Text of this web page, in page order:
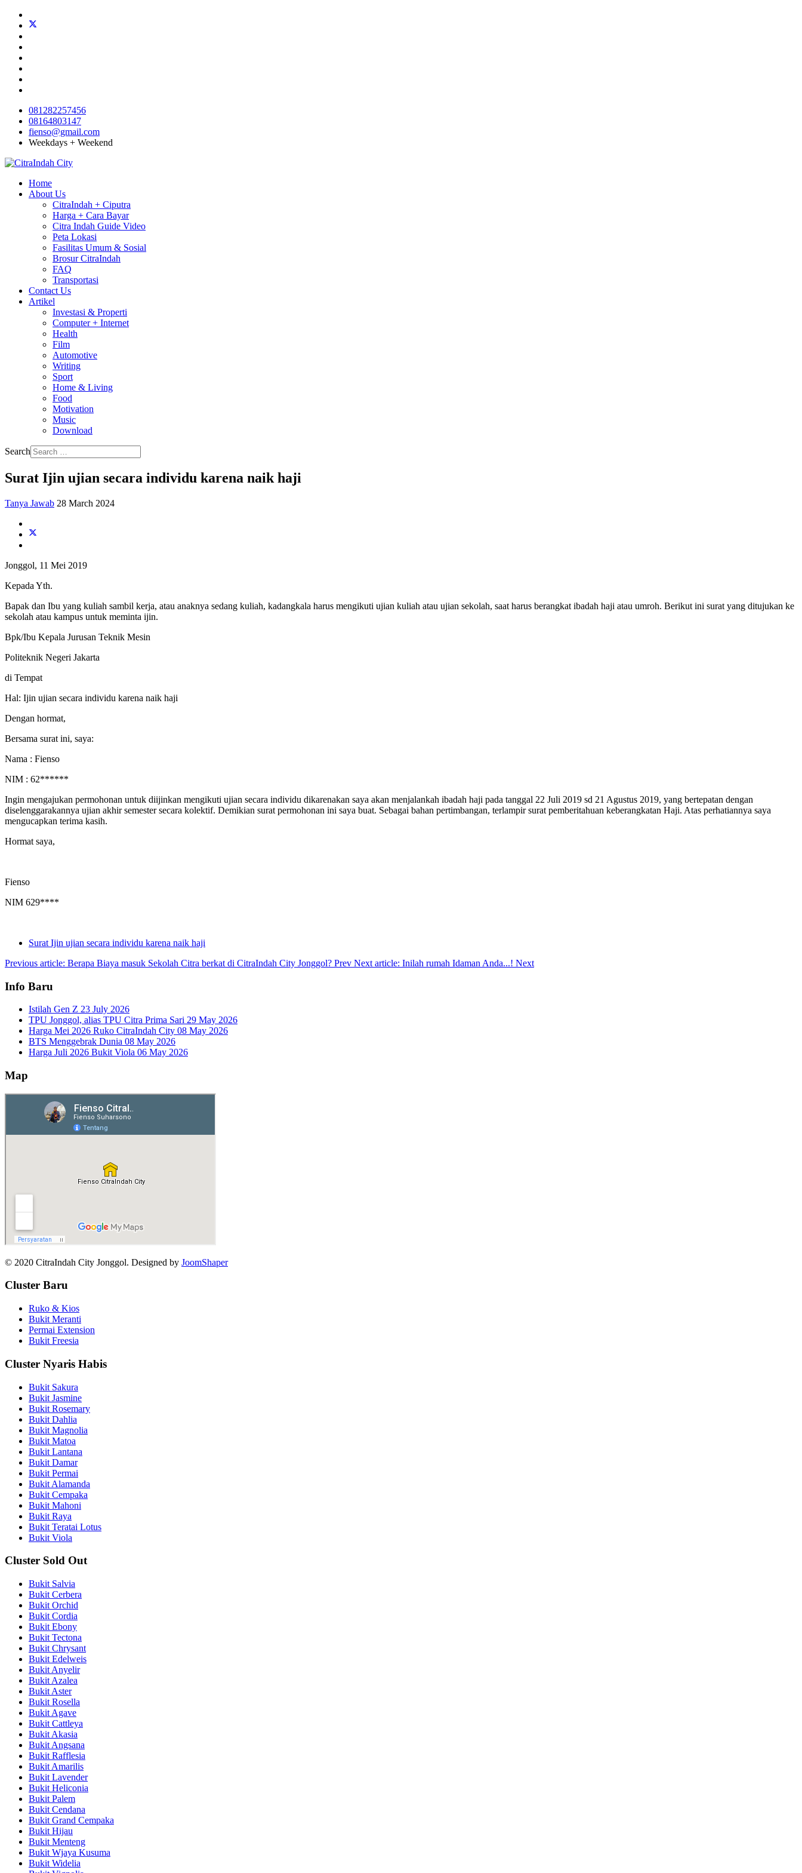
081282257456
08164803147
fienso@gmail.com
Weekdays + Weekend
Home
About Us
CitraIndah + Ciputra
Harga + Cara Bayar
Citra Indah Guide Video
Peta Lokasi
Fasilitas Umum & Sosial
Brosur CitraIndah
FAQ
Transportasi
Contact Us
Artikel
Investasi & Properti
Computer + Internet
Health
Film
Automotive
Writing
Sport
Home & Living
Food
Motivation
Music
Download
Search
Surat Ijin ujian secara individu karena naik haji
Tanya Jawab 28 March 2024
Jonggol, 11 Mei 2019
Kepada Yth.
Bapak dan Ibu yang kuliah sambil kerja, atau anaknya sedang kuliah, kadangkala harus mengikuti ujian kuliah atau ujian sekolah, saat harus berangkat ibadah haji atau umroh. Berikut ini surat yang ditujukan ke
sekolah atau kampus untuk meminta ijin.
Bpk/Ibu Kepala Jurusan Teknik Mesin
Politeknik Negeri Jakarta
di Tempat
Hal: Ijin ujian secara individu karena naik haji
Dengan hormat,
Bersama surat ini, saya:
Nama : Fienso
NIM : 62******
Ingin mengajukan permohonan untuk diijinkan mengikuti ujian secara individu dikarenakan saya akan menjalankah ibadah haji pada tanggal 22 Juli 2019 sd 21 Agustus 2019, yang bertepatan dengan
diselenggarakannya ujian akhir semester secara kolektif. Demikian surat permohonan ini saya buat. Sebagai bahan pertimbangan, terlampir surat pemberitahuan keberangkatan Haji. Atas perhatiannya saya
mengucapkan terima kasih.
Hormat saya,
Fienso
NIM 629****
Surat Ijin ujian secara individu karena naik haji
Previous article: Berapa Biaya masuk Sekolah Citra berkat di CitraIndah City Jonggol? Prev Next article: Inilah rumah Idaman Anda...! Next
Info Baru
Istilah Gen Z 23 July 2026
TPU Jonggol, alias TPU Citra Prima Sari 29 May 2026
Harga Mei 2026 Ruko CitraIndah City 08 May 2026
BTS Menggebrak Dunia 08 May 2026
Harga Juli 2026 Bukit Viola 06 May 2026
Map
© 2020 CitraIndah City Jonggol. Designed by JoomShaper
Cluster Baru
Ruko & Kios
Bukit Meranti
Permai Extension
Bukit Freesia
Cluster Nyaris Habis
Bukit Sakura
Bukit Jasmine
Bukit Rosemary
Bukit Dahlia
Bukit Magnolia
Bukit Matoa
Bukit Lantana
Bukit Damar
Bukit Permai
Bukit Alamanda
Bukit Cempaka
Bukit Mahoni
Bukit Raya
Bukit Teratai Lotus
Bukit Viola
Cluster Sold Out
Bukit Salvia
Bukit Cerbera
Bukit Orchid
Bukit Cordia
Bukit Ebony
Bukit Tectona
Bukit Chrysant
Bukit Edelweis
Bukit Anyelir
Bukit Azalea
Bukit Aster
Bukit Rosella
Bukit Agave
Bukit Cattleya
Bukit Akasia
Bukit Angsana
Bukit Rafflesia
Bukit Amarilis
Bukit Lavender
Bukit Heliconia
Bukit Palem
Bukit Cendana
Bukit Grand Cempaka
Bukit Hijau
Bukit Menteng
Bukit Wjaya Kusuma
Bukit Widelia